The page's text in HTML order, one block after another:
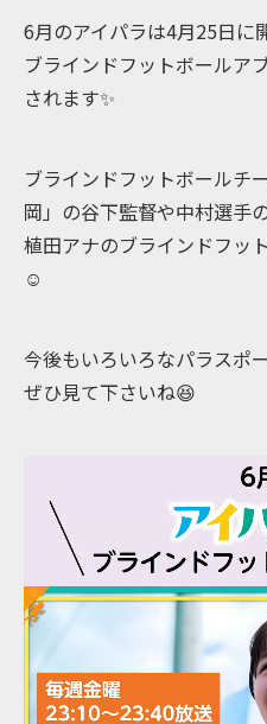
6月のアイパラは4月25日に
ブラインドフットボールア
されます✨
ブラインドフットボールチ
岡」の谷下監督や中村選手
植田アナのブラインドフッ
☺️
今後もいろいろなパラスポ
ぜひ見て下さいね😆